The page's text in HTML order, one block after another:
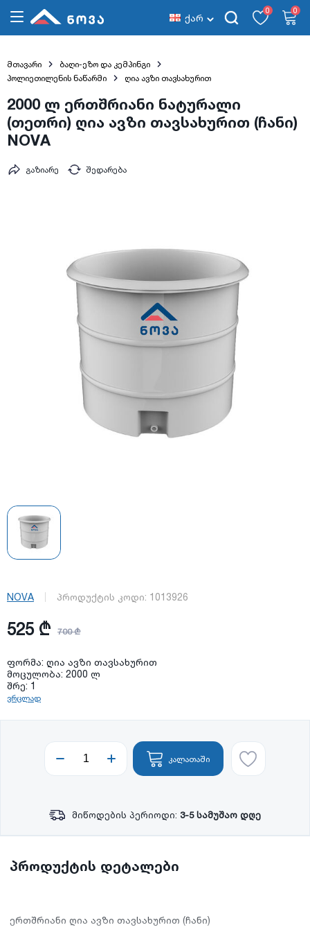
ქარ
0 0
მთავარი
ბაღი-ეზო და კემპინგი
პოლიეთილენის ნაწარმი
ღია ავზი თავსახურით
2000 ლ ერთშრიანი ნატურალი
(თეთრი) ღია ავზი თავსახურით (ჩანი)
NOVA
შედარება
გაზიარე
NOVA პროდუქტის კოდი: 1013926
525 ₾ 700 ₾
ფორმა: ღია ავზი თავსახურით
მოცულობა: 2000 ლ
შრე: 1
ვრცლად
კალათაში
მიწოდების პერიოდი: 3-5 სამუშაო დღე
პროდუქტის დეტალები
ერთშრიანი ღია ავზი თავსახურით (ჩანი)